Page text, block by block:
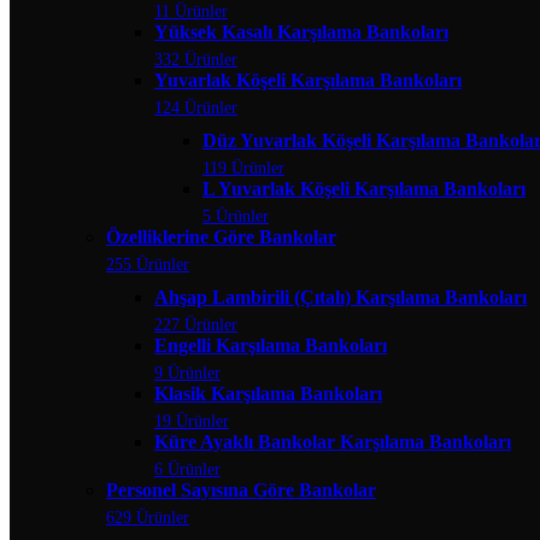
11 Ürünler
Yüksek Kasalı Karşılama Bankoları
332 Ürünler
Yuvarlak Köşeli Karşılama Bankoları
124 Ürünler
Düz Yuvarlak Köşeli Karşılama
119 Ürünler
L Yuvarlak Köşeli Karşılama Bankoları
5 Ürünler
Özelliklerine Göre Bankolar
255 Ürünler
Ahşap Lambirili (Çıtalı) Karşılama Bankoları
227 Ürünler
Engelli Karşılama Bankoları
9 Ürünler
Klasik Karşılama Bankoları
19 Ürünler
Küre Ayaklı Bankolar Karşılama Bankoları
6 Ürünler
Personel Sayısına Göre Bankolar
629 Ürünler